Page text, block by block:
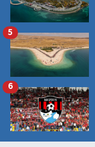
5
6